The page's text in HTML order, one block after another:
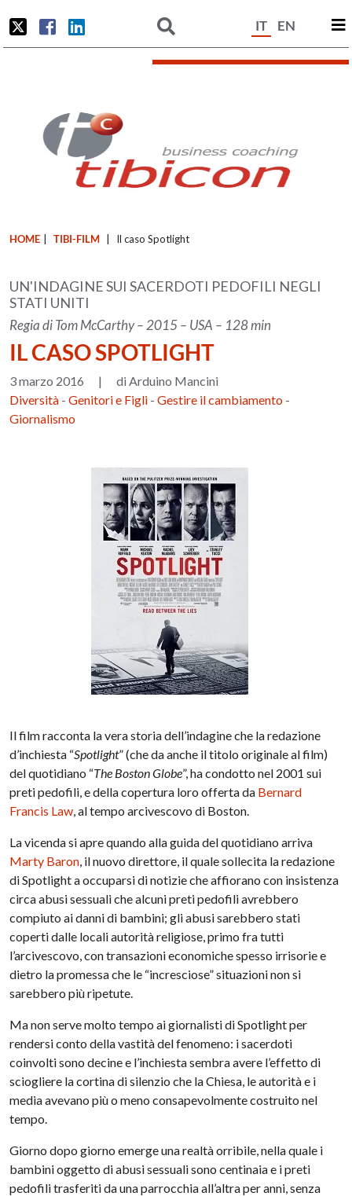
IT EN
HOME TIBI-FILM Il caso Spotlight
UN'INDAGINE SUI SACERDOTI PEDOFILI NEGLI
STATI UNITI
Regia di Tom McCarthy – 2015 – USA – 128 min
IL CASO SPOTLIGHT
3 marzo 2016 |
di Arduino Mancini
Diversità -Genitori e Figli -Gestire il cambiamento -
Giornalismo
Il film racconta la vera storia dell’indagine che la redazione
d’inchiesta “Spotlight” (che da anche il titolo originale al film)
del quotidiano “The Boston Globe”, ha condotto nel 2001 sui
preti pedofili, e della copertura loro offerta da Bernard
Francis Law, al tempo arcivescovo di Boston.
La vicenda si apre quando alla guida del quotidiano arriva
Marty Baron, il nuovo direttore, il quale sollecita la redazione
di Spotlight a occuparsi di notizie che affiorano con insistenza
circa abusi sessuali che alcuni preti pedofili avrebbero
compiuto ai danni di bambini; gli abusi sarebbero stati
coperti dalle locali autorità religiose, primo fra tutti
l’arcivescovo, con transazioni economiche spesso irrisorie e
dietro la promessa che le “incresciose” situazioni non si
sarebbero più ripetute.
Ma non serve molto tempo ai giornalisti di Spotlight per
rendersi conto della vastità del fenomeno: i sacerdoti
coinvolti sono decine e l’inchiesta sembra avere l’effetto di
sciogliere la cortina di silenzio che la Chiesa, le autorità e i
media avevano più o meno consapevolmente costruito nel
tempo.
Giorno dopo giorno emerge una realtà orribile, nella quale i
bambini oggetto di abusi sessuali sono centinaia e i preti
pedofili trasferiti da una parrocchia all’altra per anni, senza